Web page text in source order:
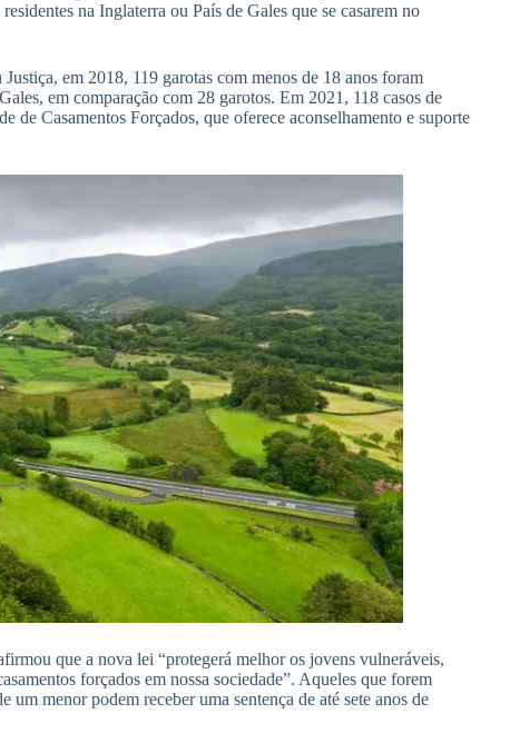
na Inglaterra ou País de Gales que se casarem no
em 2018, 119 garotas com menos de 18 anos foram
em comparação com 28 garotos. Em 2021, 118 casos de
de Casamentos Forçados, que oferece aconselhamento e suporte
que a nova lei “protegerá melhor os jovens vulneráveis,
forçados em nossa sociedade”. Aqueles que forem
um menor podem receber uma sentença de até sete anos de